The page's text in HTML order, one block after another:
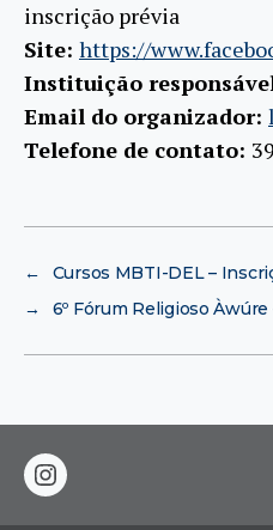
inscrição prévia
Site: https://
Instituição
Email do organizador:
Telefone de contato:
←
Cursos MBTI-DEL –
→
6º Fórum Religioso
instagram